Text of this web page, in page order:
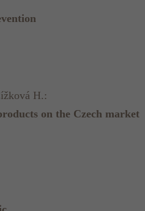
H.:
on the Czech market